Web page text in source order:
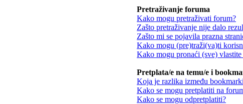
Pretraživanje foruma
Kako mogu pretraživati forum?
Zašto pretraživanje nije dalo
Zašto mi se pojavila prazna
Kako mogu (pre)traži(va)ti
Kako mogu pronaći (sve) vlastite
Pretplata/e na temu/e i
Koja je razlika između
Kako se mogu pretplatiti na
Kako se mogu odpretplatiti?